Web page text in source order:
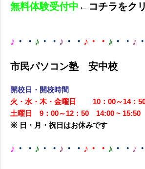
無料体験受付中 ←コチラをク
♪ ・・ ♪ ・・ ♪ ・・ ♪・・ ♪ ・・ ♪
市民パソコン塾 安中校
開校日・開校時間
火・水・木・金曜日 10：00～14：
土曜日 9：00～12：50 14:00 ~ 15:50
※ 日・月・祝日はお休みです
♪ ・・ ♪ ・・ ♪ ・・ ♪・・ ♪ ・・ ♪